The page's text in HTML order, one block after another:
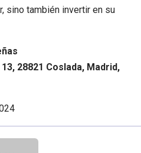
sino también invertir en su
28821 Coslada, Madrid,